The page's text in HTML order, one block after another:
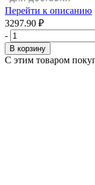
Перейти к описанию
3297.90 ₽
-
В корзину
С этим товаром